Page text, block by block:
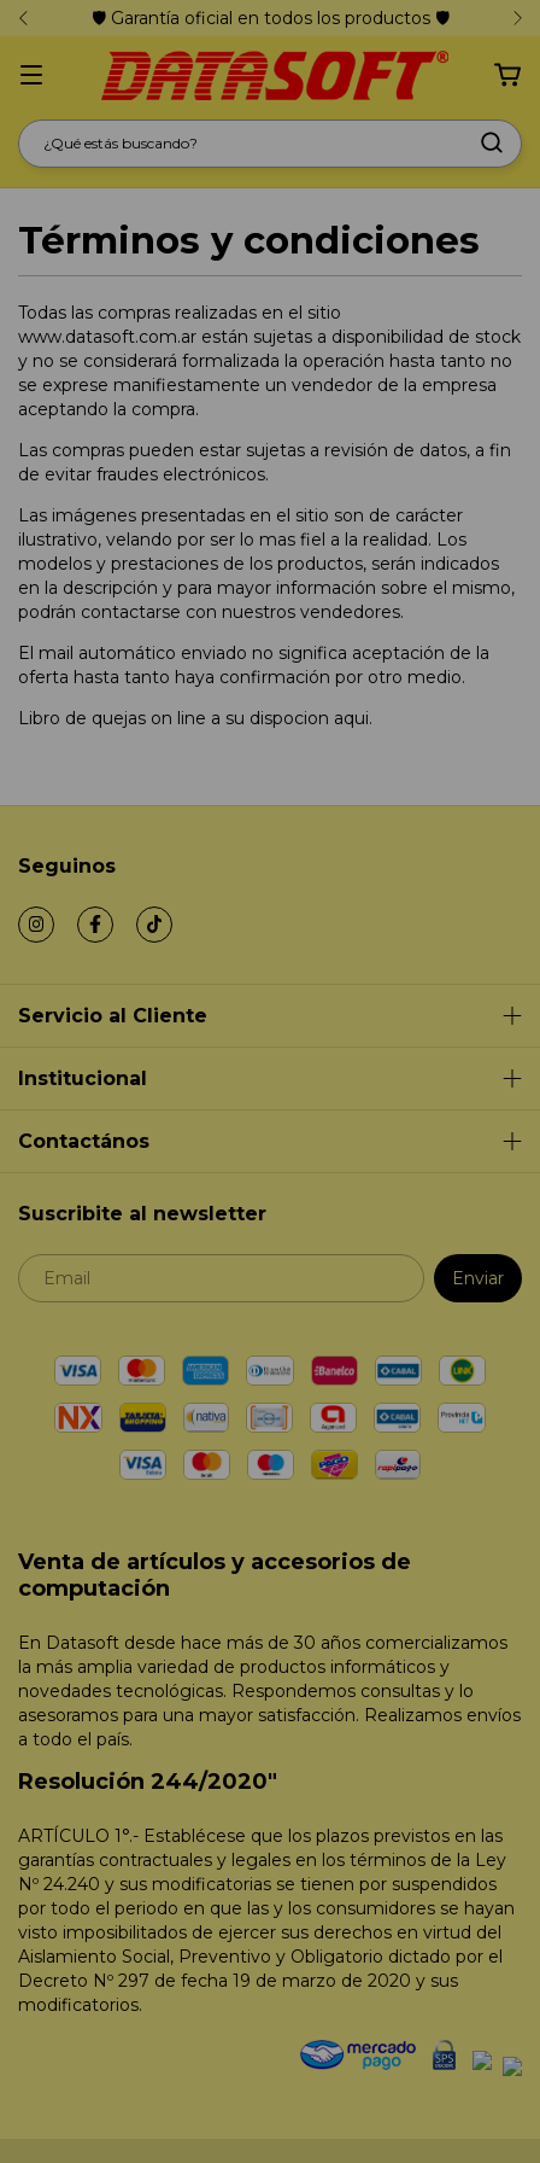
🛡️ Garantía oficial en todos los productos 🛡️
Términos y condiciones
Todas las compras realizadas en el sitio
www.datasoft.com.ar están sujetas a disponibilidad de stock
y no se considerará formalizada la operación hasta tanto no
se exprese manifiestamente un vendedor de la empresa
aceptando la compra.
Las compras pueden estar sujetas a revisión de datos, a fin
de evitar fraudes electrónicos.
Las imágenes presentadas en el sitio son de carácter
ilustrativo, velando por ser lo mas fiel a la realidad. Los
modelos y prestaciones de los productos, serán indicados
en la descripción y para mayor información sobre el mismo,
podrán contactarse con nuestros vendedores.
El mail automático enviado no significa aceptación de la
oferta hasta tanto haya confirmación por otro medio.
Libro de quejas on line a su dispocion aqui.
Seguinos
Servicio al Cliente
Institucional
Contactános
Suscribite al newsletter
Venta de artículos y accesorios de
computación
En Datasoft desde hace más de 30 años comercializamos
la más amplia variedad de productos informáticos y
novedades tecnológicas. Respondemos consultas y lo
asesoramos para una mayor satisfacción. Realizamos envíos
a todo el país.
Resolución 244/2020"
ARTÍCULO 1°.- Establécese que los plazos previstos en las
garantías contractuales y legales en los términos de la Ley
Nº 24.240 y sus modificatorias se tienen por suspendidos
por todo el periodo en que las y los consumidores se hayan
visto imposibilitados de ejercer sus derechos en virtud del
Aislamiento Social, Preventivo y Obligatorio dictado por el
Decreto Nº 297 de fecha 19 de marzo de 2020 y sus
modificatorios.